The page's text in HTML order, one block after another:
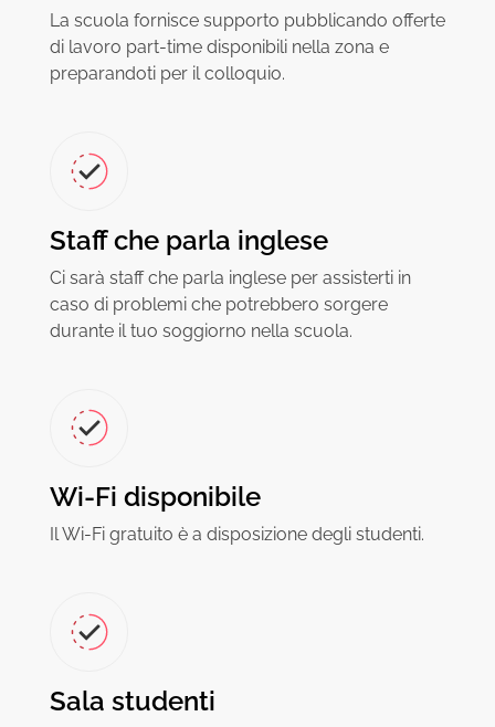
La scuola fornisce supporto pubblicando offerte
di lavoro part-time disponibili nella zona e
preparandoti per il colloquio.
Staff che parla inglese
Ci sarà staff che parla inglese per assisterti in
caso di problemi che potrebbero sorgere
durante il tuo soggiorno nella scuola.
Wi-Fi disponibile
Il Wi-Fi gratuito è a disposizione degli studenti.
Sala studenti